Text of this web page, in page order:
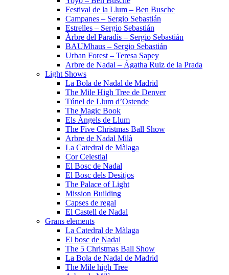
Festival de la Llum – Ben Busche
Campanes – Sergio Sebastián
Estrelles – Sergio Sebastián
Àrbre del Paradís – Sergio Sebastián
BAUMhaus – Sergio Sebastián
Urban Forest – Teresa Sapey
Arbre de Nadal – Ágatha Ruiz de la Prada
Light Shows
La Bola de Nadal de Madrid
The Mile High Tree de Denver
Túnel de Llum d’Ostende
The Magic Book
Els Àngels de Llum
The Five Christmas Ball Show
Arbre de Nadal Milà
La Catedral de Màlaga
Cor Celestial
El Bosc de Nadal
El Bosc dels Desitjos
The Palace of Light
Mission Building
Capses de regal
El Castell de Nadal
Grans elements
La Catedral de Màlaga
El bosc de Nadal
The 5 Christmas Ball Show
La Bola de Nadal de Madrid
The Mile high Tree